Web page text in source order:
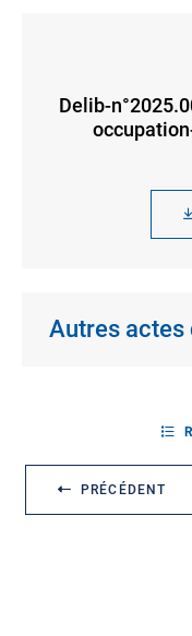
Delib-
Autres actes
PRÉCÉDENT